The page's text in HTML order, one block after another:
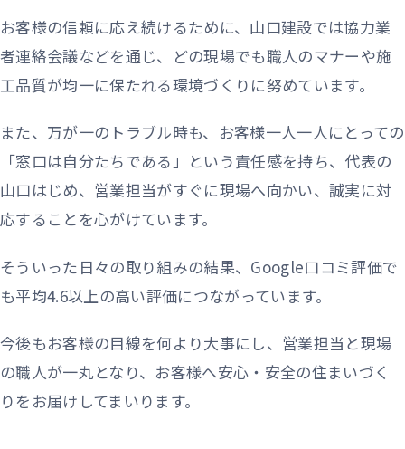
お客様の信頼に応え続けるために、山口建設では協力業
者連絡会議などを通じ、どの現場でも職人のマナーや施
工品質が均一に保たれる環境づくりに努めています。
また、万が一のトラブル時も、お客様一人一人にとっての
「窓口は自分たちである」という責任感を持ち、代表の
山口はじめ、営業担当がすぐに現場へ向かい、誠実に対
応することを心がけています。
そういった日々の取り組みの結果、Google口コミ評価で
も平均4.6以上の高い評価につながっています。
今後もお客様の目線を何より大事にし、営業担当と現場
の職人が一丸となり、お客様へ安心・安全の住まいづく
りをお届けしてまいります。